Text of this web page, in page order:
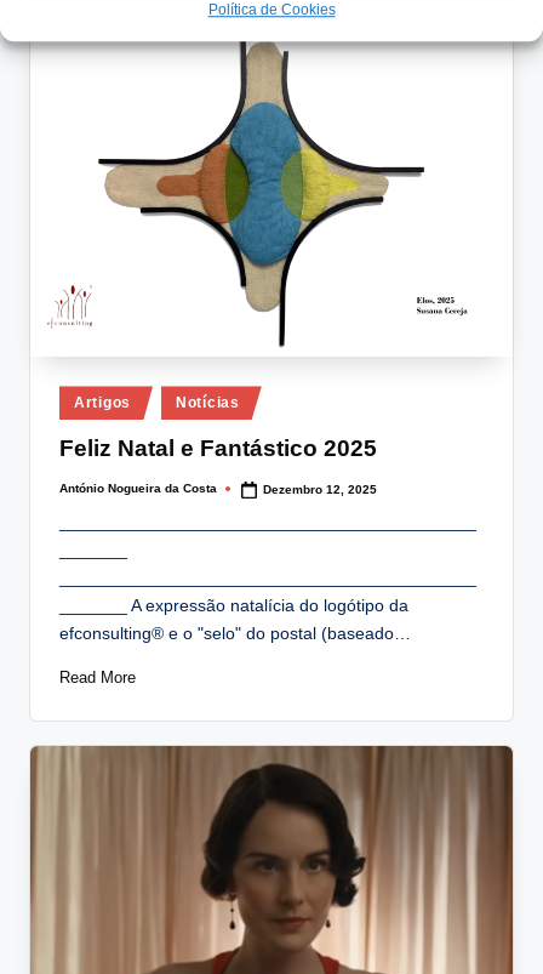
Política de Cookies
Posted
in
Artigos Notícias
Feliz Natal e Fantástico 2025
Posted
António Nogueira da Costa Dezembro 12, 2025
_______ A expressão natalícia do logótipo da
efconsulting® e o "selo" do postal (baseado…
Read More